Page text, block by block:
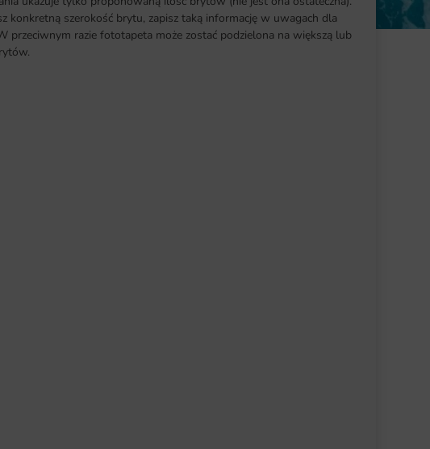
konkretną szerokość brytu, zapisz taką informację w uwagach dla
przeciwnym razie fototapeta może zostać podzielona na większą lub